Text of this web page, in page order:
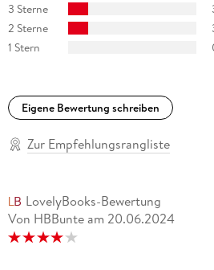
Zeitung
3 Sterne
2 Sterne
1 Stern
Eigene Bewertung schreiben
Zur Empfehlungsrangliste
LovelyBooks-Bewertung
Von HBBunte am 20.06.2024